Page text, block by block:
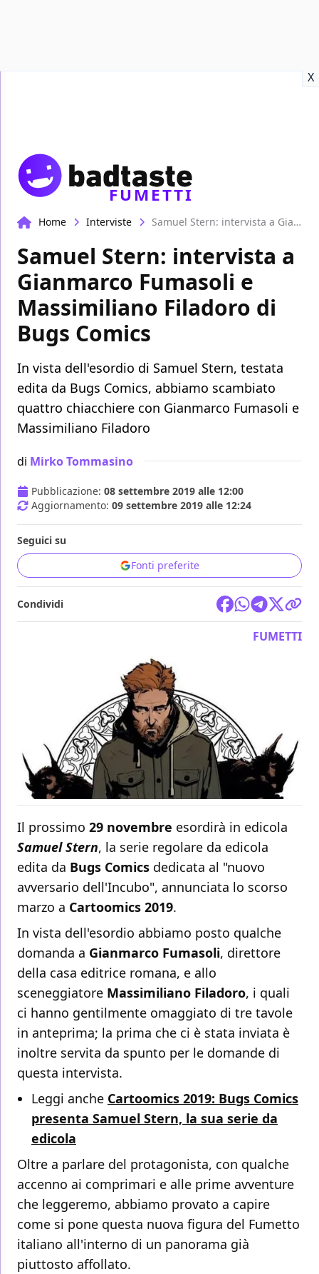
X
FUMETTI
Home Interviste Samuel Stern: intervista a Gianmarco Fumasoli e Massimiliano Filadoro di Bugs Comics
Samuel Stern: intervista a
Gianmarco Fumasoli e
Massimiliano Filadoro di
Bugs Comics
In vista dell'esordio di Samuel Stern, testata
edita da Bugs Comics, abbiamo scambiato
quattro chiacchiere con Gianmarco Fumasoli e
Massimiliano Filadoro
di Mirko Tommasino
Pubblicazione: 08 settembre 2019 alle 12:00
Aggiornamento: 09 settembre 2019 alle 12:24
Seguici su
Fonti preferite
Condividi
FUMETTI
Il prossimo 29 novembre esordirà in edicola
Samuel Stern, la serie regolare da edicola
edita da Bugs Comics dedicata al "nuovo
avversario dell'Incubo", annunciata lo scorso
marzo a Cartoomics 2019.
In vista dell'esordio abbiamo posto qualche
domanda a Gianmarco Fumasoli, direttore
della casa editrice romana, e allo
sceneggiatore Massimiliano Filadoro, i quali
ci hanno gentilmente omaggiato di tre tavole
in anteprima; la prima che ci è stata inviata è
inoltre servita da spunto per le domande di
questa intervista.
Leggi anche Cartoomics 2019: Bugs Comics
presenta Samuel Stern, la sua serie da
edicola
Oltre a parlare del protagonista, con qualche
accenno ai comprimari e alle prime avventure
che leggeremo, abbiamo provato a capire
come si pone questa nuova figura del Fumetto
italiano all'interno di un panorama già
piuttosto affollato.